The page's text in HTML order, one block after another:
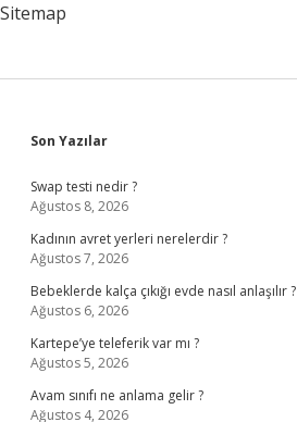
Sitemap
Sidebar
Son Yazılar
Swap testi nedir ?
Ağustos 8, 2026
Kadının avret yerleri nerelerdir ?
Ağustos 7, 2026
Bebeklerde kalça çıkığı evde nasıl anlaşılır ?
Ağustos 6, 2026
Kartepe’ye teleferik var mı ?
Ağustos 5, 2026
Avam sınıfı ne anlama gelir ?
Ağustos 4, 2026